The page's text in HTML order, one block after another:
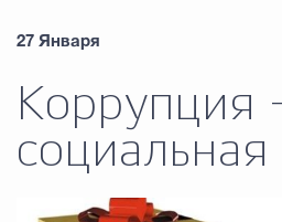
Новости
27 Января
Коррупция
социальная